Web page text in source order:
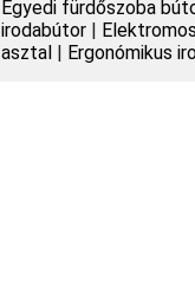
Egyedi fürdőszoba
irodabútor|
asztal| Ergonómikus